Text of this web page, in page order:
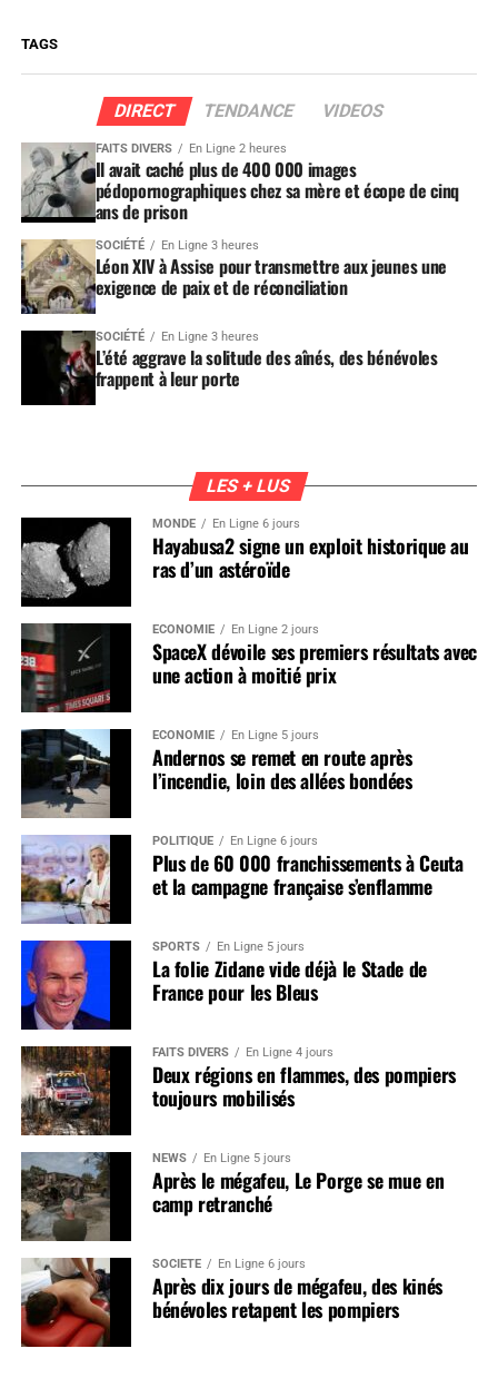
TAGS
DIRECT TENDANCE VIDEOS
FAITS DIVERS En Ligne 2 heures
Il avait caché plus de 400 000 images
pédopornographiques chez sa mère et écope de cinq
ans de prison
SOCIÉTÉ En Ligne 3 heures
Léon XIV à Assise pour transmettre aux jeunes une
exigence de paix et de réconciliation
SOCIÉTÉ En Ligne 3 heures
L’été aggrave la solitude des aînés, des bénévoles
frappent à leur porte
LES + LUS
MONDE En Ligne 6 jours
Hayabusa2 signe un exploit historique au
ras d’un astéroïde
ÉCONOMIE En Ligne 2 jours
SpaceX dévoile ses premiers résultats avec
une action à moitié prix
ÉCONOMIE En Ligne 5 jours
Andernos se remet en route après
l’incendie, loin des allées bondées
POLITIQUE En Ligne 6 jours
Plus de 60 000 franchissements à Ceuta
et la campagne française s’enflamme
SPORTS En Ligne 5 jours
La folie Zidane vide déjà le Stade de
France pour les Bleus
FAITS DIVERS En Ligne 4 jours
Deux régions en flammes, des pompiers
toujours mobilisés
NEWS En Ligne 5 jours
Après le mégafeu, Le Porge se mue en
camp retranché
SOCIÉTÉ En Ligne 6 jours
Après dix jours de mégafeu, des kinés
bénévoles retapent les pompiers